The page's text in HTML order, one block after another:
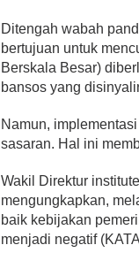
Ditengah wabah
bertujuan untuk
Berskala Besar)
bansos yang
Namun,
sasaran. Hal ini
Wakil Direktur
mengungkapkan,
baik kebijakan
menjadi negatif